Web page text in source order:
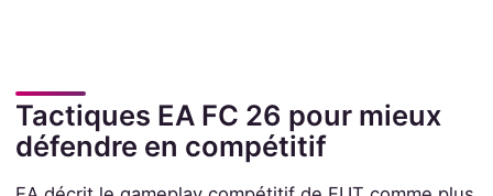
Tactiques EA FC 26 pour mieux
défendre en compétitif